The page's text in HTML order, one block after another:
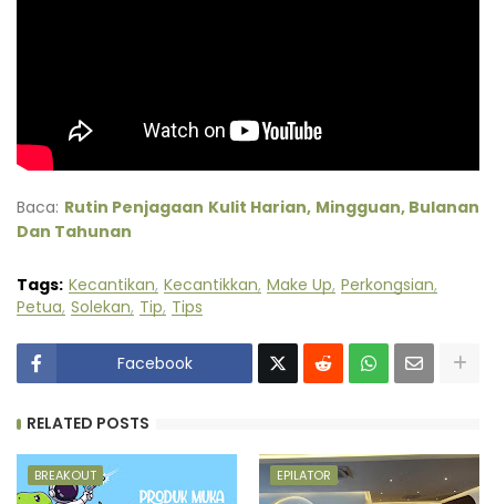
Baca: Rutin Penjagaan Kulit Harian, Mingguan, Bulanan
Dan Tahunan
Tags: Kecantikan Kecantikkan Make Up Perkongsian
Petua Solekan Tip Tips
Facebook
RELATED POSTS
BREAKOUT EPILATOR